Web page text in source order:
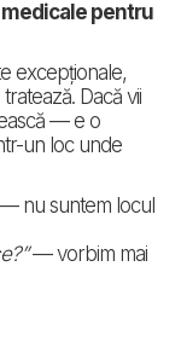
pentru
excepționale,
Dacă vii
— e o
un loc unde
nu suntem locul
— vorbim mai